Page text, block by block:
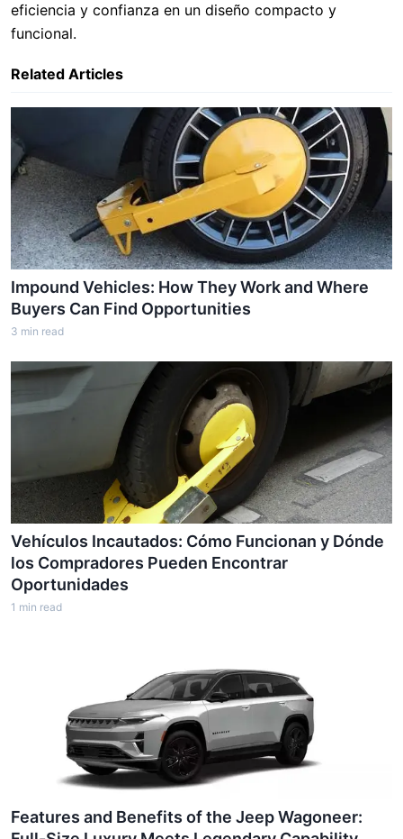
eficiencia y confianza en un diseño compacto y
funcional.
Related Articles
Impound Vehicles: How They Work and Where
Buyers Can Find Opportunities
3 min read
Vehículos Incautados: Cómo Funcionan y Dónde
los Compradores Pueden Encontrar
Oportunidades
1 min read
Features and Benefits of the Jeep Wagoneer: